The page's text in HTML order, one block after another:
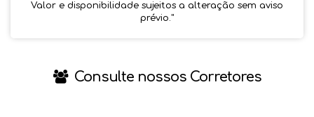
Valor e disponibilidade sujeitos a alteração sem aviso
prévio.''
Consulte nossos Corretores